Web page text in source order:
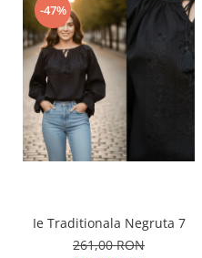
-47%
Ie Traditionala Negruta 7
261,00 RON